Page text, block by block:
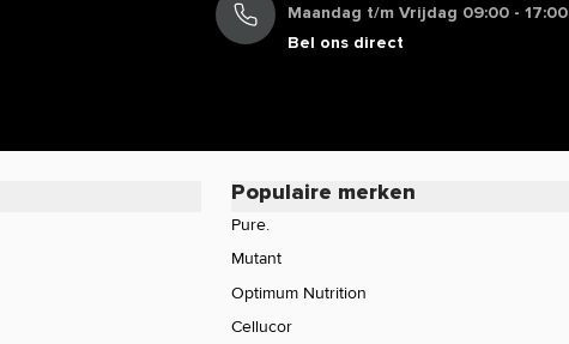
Maandag t/m Vrijdag 09:00 - 17:00
Bel ons direct
Populaire merken
Pure.
Mutant
Optimum Nutrition
Cellucor